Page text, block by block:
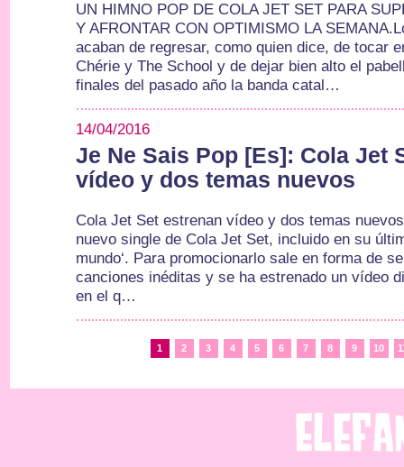
UN HIMNO POP DE COLA JET SET PARA
Y AFRONTAR CON OPTIMISMO LA
acaban de regresar, como quien dice, de tocar
Chérie y The School y de dejar bien alto el
finales del pasado año la banda catal…
14/04/2016
Je Ne Sais Pop [Es]: Cola Jet
vídeo y dos temas nuevos
Cola Jet Set estrenan vídeo y dos temas
nuevo single de Cola Jet Set, incluido en su
mundo‘. Para promocionarlo sale en forma de
canciones inéditas y se ha estrenado un vídeo
en el q…
1 2 3 4 5 6 7 8 9 10